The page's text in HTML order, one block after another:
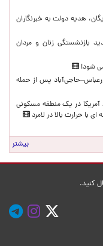
گیگ اینترنت رایگان، هدیه دولت به خبرنگاران
بازنشستگی زنان و مردان
شود!
پس از حمله
در یک منطقه مسکونی
بیشتر
کنید.